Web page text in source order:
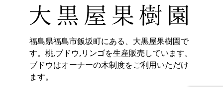
福島県福島市飯坂町にある、大黒屋果樹園で
す。桃,ブドウ,リンゴを生産販売しています。
ブドウはオーナーの木制度をご利用いただけ
ます。